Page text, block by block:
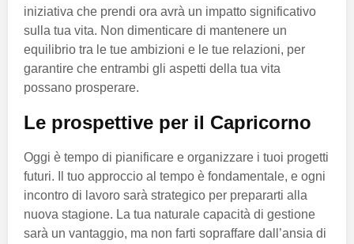
iniziativa che prendi ora avrà un impatto significativo
sulla tua vita. Non dimenticare di mantenere un
equilibrio tra le tue ambizioni e le tue relazioni, per
garantire che entrambi gli aspetti della tua vita
possano prosperare.
Le prospettive per il Capricorno
Oggi è tempo di pianificare e organizzare i tuoi progetti
futuri. Il tuo approccio al tempo è fondamentale, e ogni
incontro di lavoro sarà strategico per prepararti alla
nuova stagione. La tua naturale capacità di gestione
sarà un vantaggio, ma non farti sopraffare dall’ansia di